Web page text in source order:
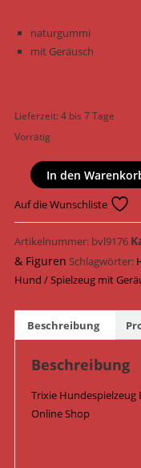
naturgummi
mit Geräusch
Lieferzeit:4 bis 7 Tage
Vorrätig
Trixie
Hundespielzeug
Ball
Naturgummi
ø
7
cm
In den
Auf die Wunschliste
Artikelnummer: bvl9176
& Figuren Schlagwörter:
Hund / Spielzeug mit
Beschreibung
Beschreibung
Trixie Hundespielzeug
Online Shop